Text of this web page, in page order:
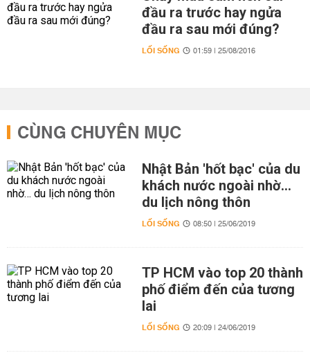
đầu ra trước hay ngửa
đầu ra sau mới đúng?
LỐI SỐNG 01:59 | 25/08/2016
CÙNG CHUYÊN MỤC
Nhật Bản 'hốt bạc' của du
khách nước ngoài nhờ…
du lịch nông thôn
LỐI SỐNG 08:50 | 25/06/2019
TP HCM vào top 20 thành
phố điểm đến của tương
lai
LỐI SỐNG 20:09 | 24/06/2019